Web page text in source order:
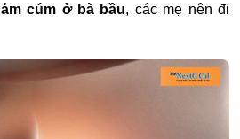
cúm ở bà bầu, các mẹ nên đi